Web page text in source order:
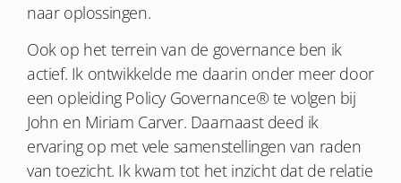
naar oplossingen.
Ook op het terrein van de governance ben ik
actief. Ik ontwikkelde me daarin onder meer door
een opleiding Policy Governance® te volgen bij
John en Miriam Carver. Daarnaast deed ik
ervaring op met vele samenstellingen van raden
van toezicht. Ik kwam tot het inzicht dat de relatie